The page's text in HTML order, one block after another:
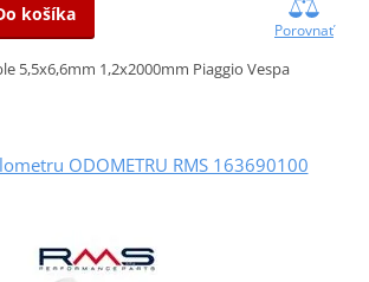
košíka
Porovnať
5,5x6,6mm 1,2x2000mm Piaggio Vespa
ODOMETRU RMS 163690100